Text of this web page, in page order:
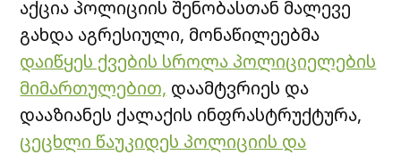
აქცია პოლიციის შენობასთან მალევე
გახდა აგრესიული, მონაწილეებმა
დაიწყეს ქვების სროლა პოლიციელების
მიმართულებით, დაამტვრიეს და
დააზიანეს ქალაქის ინფრასტრუქტურა,
ცეცხლი წაუკიდეს პოლიციის და